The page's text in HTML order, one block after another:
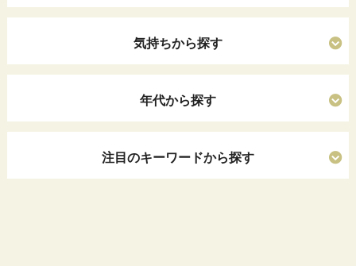
気持ちから探す
年代から探す
注目のキーワードから探す